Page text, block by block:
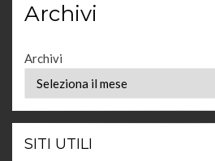
Archivi
Archivi
SITI UTILI